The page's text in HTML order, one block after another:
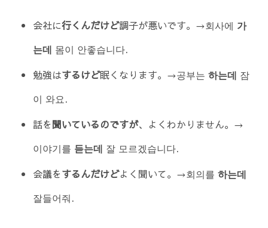
会社に行くんだけど調子が悪いです。→회사에 가
는데 몸이 안좋습니다.
勉強はするけど眠くなります。→공부는하는데 잠
이 와요.
話を聞いているのですが、よくわかりません。→
이야기를 듣는데 잘 모르겠습니다.
会議をするんだけどよく聞いて。→회의를하는데
잘들어줘.